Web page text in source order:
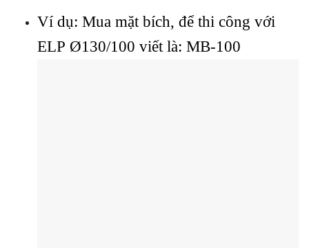
Ví dụ: Mua mặt bích, để thi công với
ELP Ø130/100 viết là: MB-100